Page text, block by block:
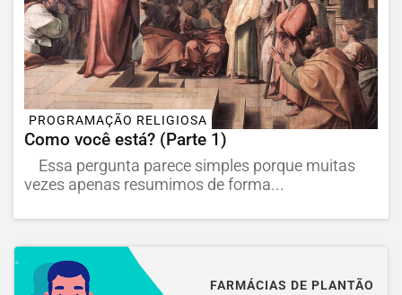
PROGRAMAÇÃO RELIGIOSA
Como você está? (Parte 1)
Essa pergunta parece simples porque muitas
vezes apenas resumimos de forma...
FARMÁCIAS DE PLANTÃO